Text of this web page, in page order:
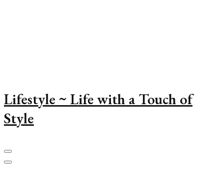
Lifestyle ~ Life with a Touch of
Style